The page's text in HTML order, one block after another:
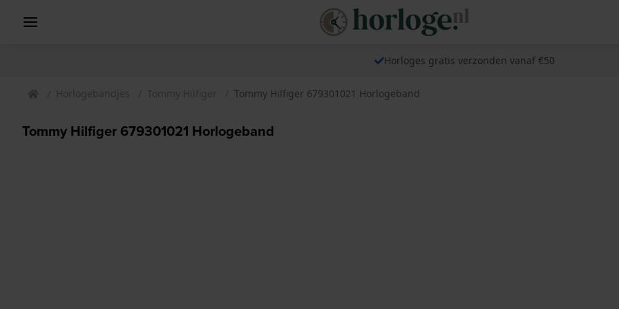
Horloges gratis verzonden vanaf €50
Horlogebandjes Tommy Hilfiger Tommy Hilfiger 679301021 Horlogeband
Tommy Hilfiger 679301021 Horlogeband